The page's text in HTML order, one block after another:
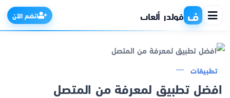
ف فولدر ألعاب انضم الآن
تطبيقات
افضل تطبيق لمعرفة من المتصل